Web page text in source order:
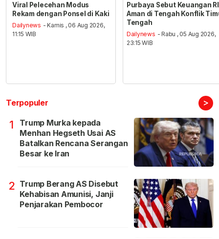
Viral Pelecehan Modus
Rekam dengan Ponsel di Kaki
Dailynews - Kamis , 06 Aug 2026,
11:15 WIB
Purbaya Sebut Keuangan RI
Aman di Tengah Konflik
Tengah
Dailynews - Rabu , 05 Aug 2026,
23:15 WIB
Terpopuler >
1
Trump Murka kepada
Menhan Hegseth Usai AS
Batalkan Rencana Serangan
Besar ke Iran
2 Trump Berang AS Disebut
Kehabisan Amunisi, Janji
Penjarakan Pembocor